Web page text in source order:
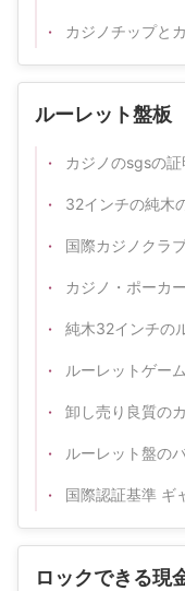
カジノチップと
ルーレット盤板
カジノのsgsの証明
32インチの純木
国際カジノクラブ 32イ
カジノ・ポーカー・ルーレット
純木32インチのル
ルーレットゲームルール
卸し売り良質のカジノ
ルーレット盤のバカラのテー
国際認証基準 ギャンブルク
ロックできる現